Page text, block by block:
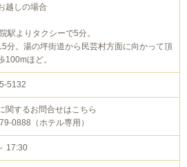
越しの場合
駅よりタクシーで5分。
分。湯の坪街道から民芸村方面に向かって頂
100mほど。
5132
関するお問合せはこちら
0888（ホテル専用）
17:30